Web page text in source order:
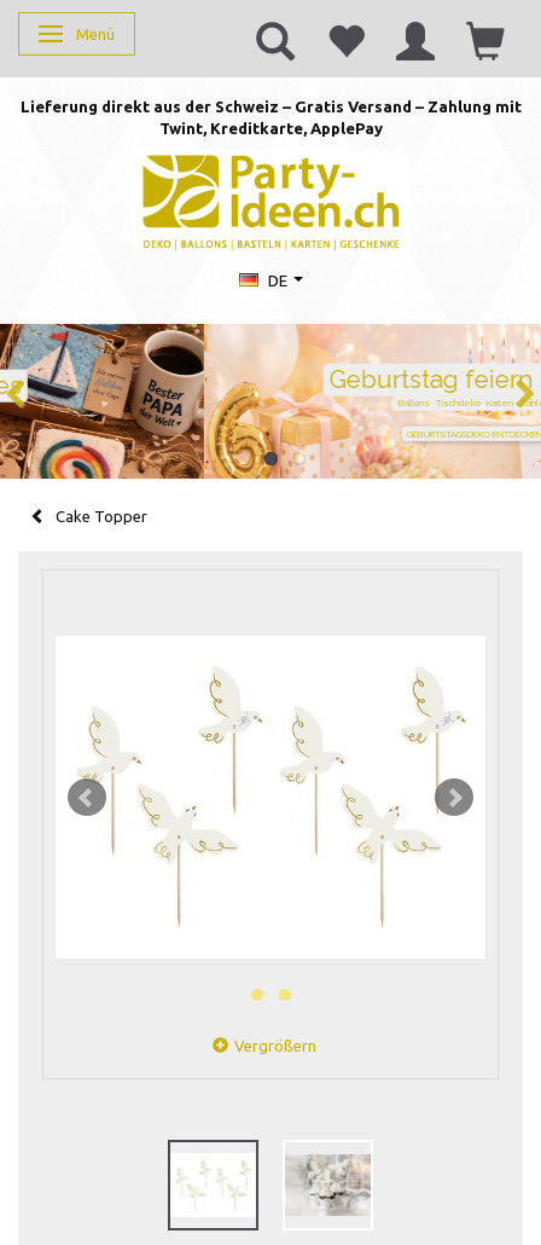
Anzeige ändern
Menü
Lieferung direkt aus der Schweiz – Gratis Versand – Zahlung mit
Twint, Kreditkarte, ApplePay
DE
Geburtstag feiern mit Stil
Ballons · Tischdeko · Karten · Zahlen
GEBURTSTAGSDEKO ENTDECKEN
Cake Topper
Vergrößern